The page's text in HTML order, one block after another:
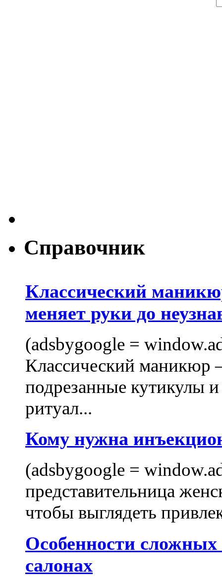
Справочник
Классический
меняет руки до
(adsbygoogle =
Классический маникюр
подрезанные кутикулы
ритуал...
Кому нужна
(adsbygoogle =
представительница
чтобы выглядеть
Особенности
салонах